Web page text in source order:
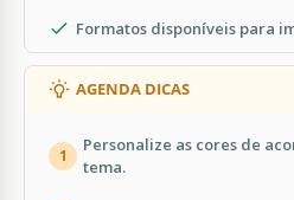
Formatos disponíveis para
AGENDA DICAS
1
Personalize as cores de
tema.